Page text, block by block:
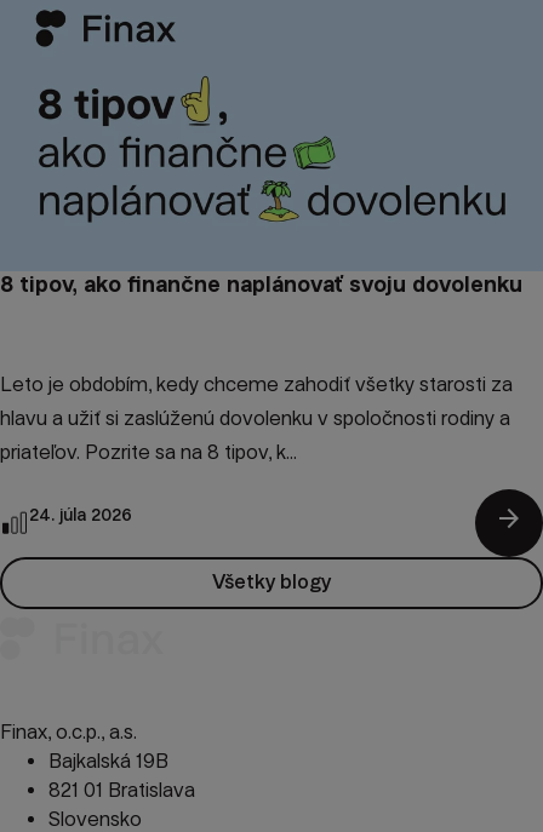
8 tipov, ako finančne naplánovať svoju dovolenku
Leto je obdobím, kedy chceme zahodiť všetky starosti za
hlavu a užiť si zaslúženú dovolenku v spoločnosti rodiny a
priateľov. Pozrite sa na 8 tipov, k...
24. júla 2026 arrow_forward
Všetky blogy
Finax, o.c.p., a.s.
Bajkalská 19B
821 01 Bratislava
Slovensko